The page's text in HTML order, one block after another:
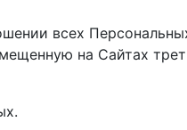
всех
на Сайтах